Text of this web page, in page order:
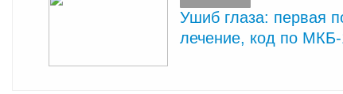
Ушиб глаза: первая
лечение, код по